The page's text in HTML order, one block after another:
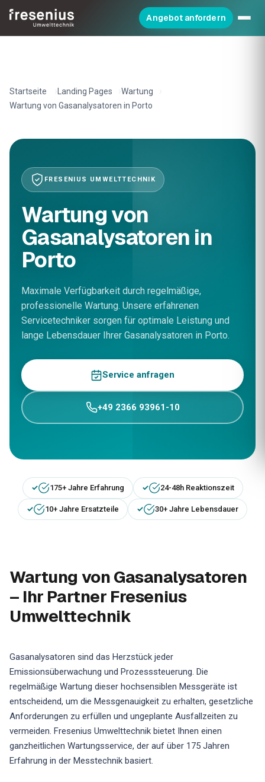
Angebot anfordern
Startseite Landing Pages
Wartung
Wartung von Gasanalysatoren in Porto
FRESENIUS UMWELTTECHNIK
Wartung von
Gasanalysatoren in
Porto
Maximale Verfügbarkeit durch regelmäßige,
professionelle Wartung. Unsere erfahrenen
Servicetechniker sorgen für optimale Leistung und
lange Lebensdauer Ihrer Gasanalysatoren in Porto.
Service anfragen
+49 2366 93961-10
175+ Jahre Erfahrung 24-48h Reaktionszeit
10+ Jahre Ersatzteile 30+ Jahre Lebensdauer
Wartung von Gasanalysatoren
– Ihr Partner Fresenius
Umwelttechnik
Gasanalysatoren sind das Herzstück jeder
Emissionsüberwachung und Prozesssteuerung. Die
regelmäßige Wartung dieser hochsensiblen Messgeräte ist
entscheidend, um die Messgenauigkeit zu erhalten, gesetzliche
Anforderungen zu erfüllen und ungeplante Ausfallzeiten zu
vermeiden. Fresenius Umwelttechnik bietet Ihnen einen
ganzheitlichen Wartungsservice, der auf über 175 Jahren
Erfahrung in der Messtechnik basiert.